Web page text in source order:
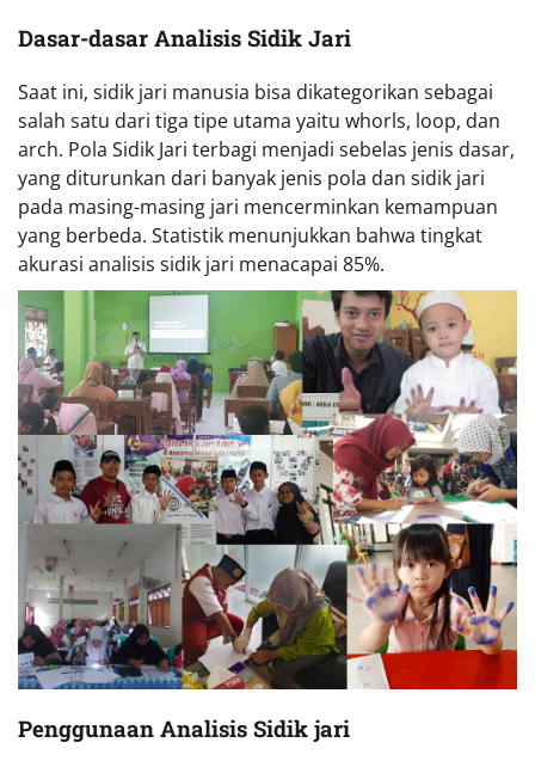
Dasar-dasar Analisis Sidik Jari
Saat ini, sidik jari manusia bisa dikategorikan sebagai
salah satu dari tiga tipe utama yaitu whorls, loop, dan
arch. Pola Sidik Jari terbagi menjadi sebelas jenis dasar,
yang diturunkan dari banyak jenis pola dan sidik jari
pada masing-masing jari mencerminkan kemampuan
yang berbeda. Statistik menunjukkan bahwa tingkat
akurasi analisis sidik jari menacapai 85%.
Penggunaan Analisis Sidik jari